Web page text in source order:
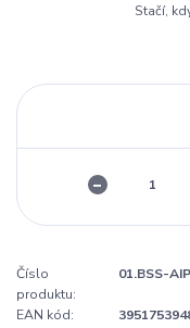
Stačí,
Číslo
produktu:
01.BSS-
EAN kód: